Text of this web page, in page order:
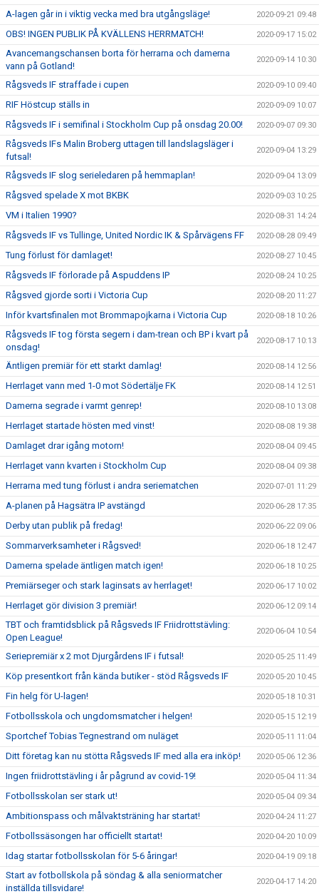
A-lagen går in i viktig vecka med bra utgångsläge! 2020-09-21 09:48
OBS! INGEN PUBLIK PÅ KVÄLLENS HERRMATCH! 2020-09-17 15:02
Avancemangschansen borta för herrarna och damerna
vann på Gotland!
2020-09-14 10:30
Rågsveds IF straffade i cupen 2020-09-10 09:40
RIF Höstcup ställs in 2020-09-09 10:07
Rågsveds IF i semifinal i Stockholm Cup på onsdag 20.00! 2020-09-07 09:30
Rågsveds IFs Malin Broberg uttagen till landslagsläger i
futsal!
2020-09-04 13:29
Rågsveds IF slog serieledaren på hemmaplan! 2020-09-04 13:09
Rågsved spelade X mot BKBK 2020-09-03 10:25
VM i Italien 1990? 2020-08-31 14:24
Rågsveds IF vs Tullinge, United Nordic IK & Spårvägens FF 2020-08-28 09:49
Tung förlust för damlaget! 2020-08-27 10:45
Rågsveds IF förlorade på Aspuddens IP 2020-08-24 10:25
Rågsved gjorde sorti i Victoria Cup 2020-08-20 11:27
Inför kvartsfinalen mot Brommapojkarna i Victoria Cup 2020-08-18 10:26
Rågsveds IF tog första segern i dam-trean och BP i kvart på
onsdag!
2020-08-17 10:13
Äntligen premiär för ett starkt damlag! 2020-08-14 12:56
Herrlaget vann med 1-0 mot Södertälje FK 2020-08-14 12:51
Damerna segrade i varmt genrep! 2020-08-10 13:08
Herrlaget startade hösten med vinst! 2020-08-08 19:38
Damlaget drar igång motorn! 2020-08-04 09:45
Herrlaget vann kvarten i Stockholm Cup 2020-08-04 09:38
Herrarna med tung förlust i andra seriematchen 2020-07-01 11:29
A-planen på Hagsätra IP avstängd 2020-06-28 17:35
Derby utan publik på fredag! 2020-06-22 09:06
Sommarverksamheter i Rågsved! 2020-06-18 12:47
Damerna spelade äntligen match igen! 2020-06-18 10:25
Premiärseger och stark laginsats av herrlaget! 2020-06-17 10:02
Herrlaget gör division 3 premiär! 2020-06-12 09:14
TBT och framtidsblick på Rågsveds IF Friidrottstävling:
Open League!
2020-06-04 10:54
Seriepremiär x 2 mot Djurgårdens IF i futsal! 2020-05-25 11:49
Köp presentkort från kända butiker - stöd Rågsveds IF 2020-05-20 10:45
Fin helg för U-lagen! 2020-05-18 10:31
Fotbollsskola och ungdomsmatcher i helgen! 2020-05-15 12:19
Sportchef Tobias Tegnestrand om nuläget 2020-05-11 11:04
Ditt företag kan nu stötta Rågsveds IF med alla era inköp! 2020-05-06 12:36
Ingen friidrottstävling i år pågrund av covid-19! 2020-05-04 11:34
Fotbollsskolan ser stark ut! 2020-05-04 09:34
Ambitionspass och målvaktsträning har startat! 2020-04-24 11:27
Fotbollssäsongen har officiellt startat! 2020-04-20 10:09
Idag startar fotbollsskolan för 5-6 åringar! 2020-04-19 09:18
Start av fotbollskola på söndag & alla seniormatcher
inställda tillsvidare!
2020-04-17 14:20